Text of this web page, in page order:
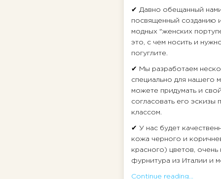
✔ Давно обещанный
посвященный созданию
модных "женских
это, с чем носить и
погуглите.
✔ Мы разработаем
специально для нашего
можете придумать и
согласовать его эскизы
классом.
✔ У нас будет
кожа черного и
красного) цветов, очень
фурнитура из Италии и
Continue reading...